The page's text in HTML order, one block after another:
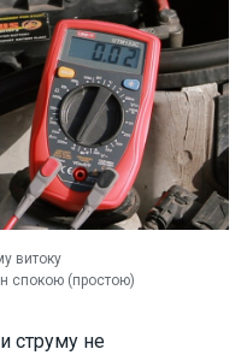
витоку
спокою (простою)
струму не